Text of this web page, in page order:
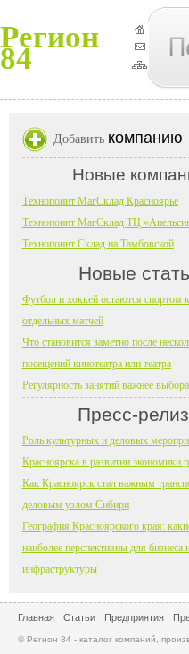
Регион
84
Добавить компанию
Новые
Технопоинт МагСклад Красноярье
Технопоинт МагСклад ТЦ
Технопоинт Склад на Тамбовской
Новые
Футбол и хоккей остаются спортом
отдельных матчей
Что становится заметно после
посещений кинотеатра или театра
Регулярность занятий важнее
Пресс-
Роль культурных и деловых
Красноярска в развитии экономики
Как Красноярск стал важным
деловым узлом Сибири
География Красноярского края:
наиболее перспективны для бизнеса
инфраструктуры
Главная Статьи Предприятия
© Регион 84 - каталог компаний,